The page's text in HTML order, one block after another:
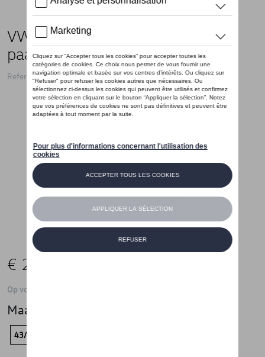
VW sokken Golf 2003 2019, 4
paar
Referentie: 5HG084361BC
€ 20,00
Op voorraad
Maat
43/46